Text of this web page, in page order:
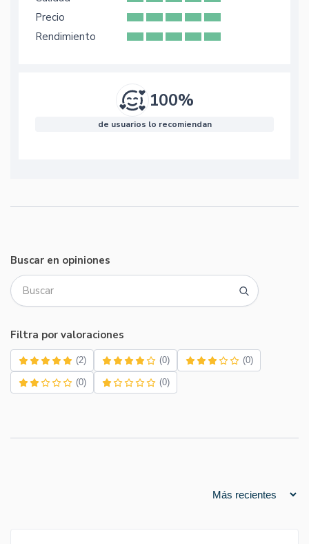
Precio
Rendimiento
100%
de usuarios lo recomiendan
Buscar en opiniones
Filtra por valoraciones
(2) (0) (0)
(0) (0)